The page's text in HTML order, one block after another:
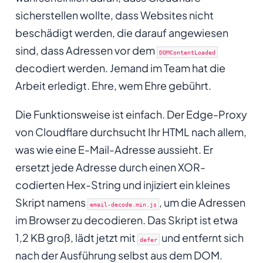
sicherstellen wollte, dass Websites nicht
beschädigt werden, die darauf angewiesen
sind, dass Adressen vor dem DOMContentLoaded
decodiert werden. Jemand im Team hat die
Arbeit erledigt. Ehre, wem Ehre gebührt.
Die Funktionsweise ist einfach. Der Edge-Proxy
von Cloudflare durchsucht Ihr HTML nach allem,
was wie eine E-Mail-Adresse aussieht. Er
ersetzt jede Adresse durch einen XOR-
codierten Hex-String und injiziert ein kleines
Skript namens email-decode.min.js , um die Adressen
im Browser zu decodieren. Das Skript ist etwa
1,2 KB groß, lädt jetzt mit
defer und entfernt sich
nach der Ausführung selbst aus dem DOM.